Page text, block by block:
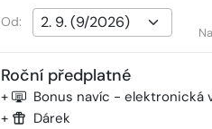
Od:
Roční předplatné
+ Bonus navíc - elektronická
+
Dárek